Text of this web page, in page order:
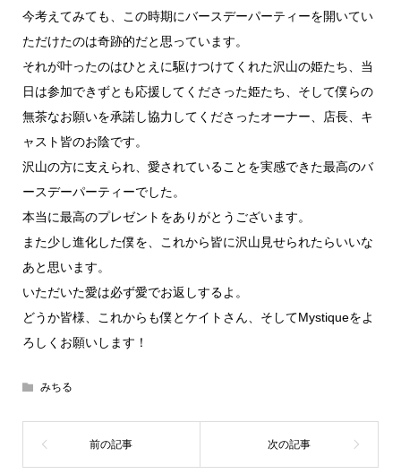
今考えてみても、この時期にバースデーパーティーを開いてい
ただけたのは奇跡的だと思っています。
それが叶ったのはひとえに駆けつけてくれた沢山の姫たち、当
日は参加できずとも応援してくださった姫たち、そして僕らの
無茶なお願いを承諾し協力してくださったオーナー、店長、キ
ャスト皆のお陰です。
沢山の方に支えられ、愛されていることを実感できた最高のバ
ースデーパーティーでした。
本当に最高のプレゼントをありがとうございます。
また少し進化した僕を、これから皆に沢山見せられたらいいな
あと思います。
いただいた愛は必ず愛でお返しするよ。
どうか皆様、これからも僕とケイトさん、そしてMystiqueをよ
ろしくお願いします！
みちる